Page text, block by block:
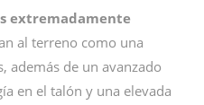
extremadamente
al terreno como una
además de un avanzado
en el talón y una elevada